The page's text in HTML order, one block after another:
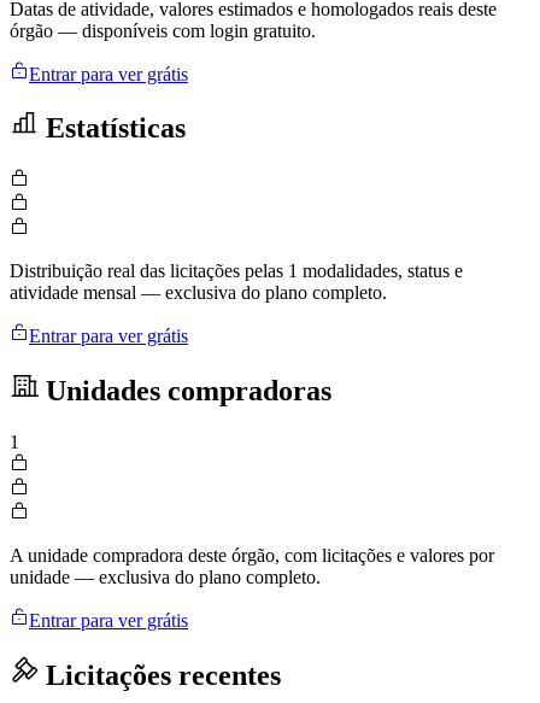
Datas de atividade, valores estimados e homologados reais deste
órgão — disponíveis com login gratuito.
Entrar para ver grátis
Estatísticas
Distribuição real das licitações pelas 1 modalidades, status e
atividade mensal — exclusiva do plano completo.
Entrar para ver grátis
Unidades compradoras
1
A unidade compradora deste órgão, com licitações e valores por
unidade — exclusiva do plano completo.
Entrar para ver grátis
Licitações recentes